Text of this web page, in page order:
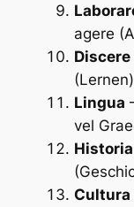
agere
Discere
Lingua
vel
Historia
Cultura